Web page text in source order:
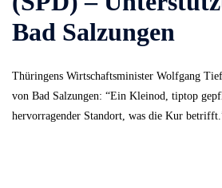
Bad Salzungen
Thüringens Wirtschaftsminister Wolfgang
von Bad Salzungen: “Ein Kleinod, tiptop
hervorragender Standort, was die Kur